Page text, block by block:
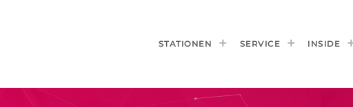
STATIONEN SERVICE INSIDE